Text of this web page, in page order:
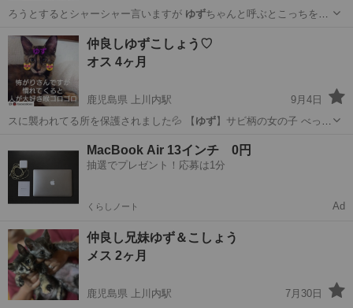
ろうとするとシャーシャー言いますが ゆずちゃんと呼ぶとこっちを見
山形 寒河江市 羽前高松駅 猫
仲良しゆずこしょう♡
オス 4ヶ月
鹿児島県 上川内駅
9月4日
スに襲われてる所を保護されました💦 【 ゆず】サビ柄の女の子 べっ甲
薩摩川内市 上川内駅 猫 カラス
MacBook Air 13インチ 0円
抽選でプレゼント！応募は1分
くらしノート Ad
仲良し兄妹ゆず＆こしょう
メス 2ヶ月
鹿児島県 上川内駅
7月30日